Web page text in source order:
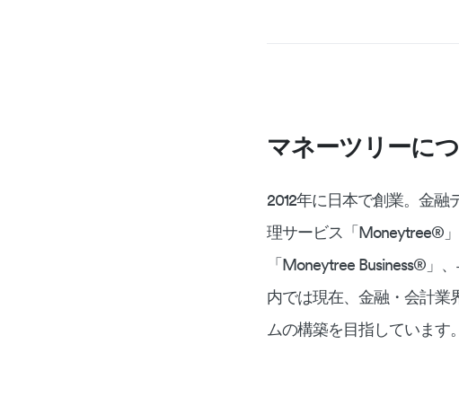
マネーツリーに
2012年に日本で創業。金
理サービス「Moneytree®︎
「Moneytree Business®︎」
内では現在、金融・会計業
ムの構築を目指しています。